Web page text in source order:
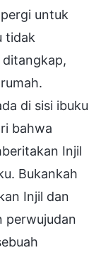
untuk
tidak
di sisi ibuku
bahwa
Injil
Bukankah
Injil dan
perwujudan